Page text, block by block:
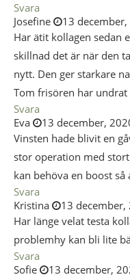
Svara
Josefine
13
Har ätit kollagen sedan
skillnad det är när den
nytt. Den ger starkare
Tom frisören har undrat
Svara
Eva
13 december,
Vinsten hade blivit en
stor operation med
kan behöva en boost
Svara
Kristina
13 december,
Har länge velat testa
problemhy kan bli lite
Svara
Sofie
13 december,